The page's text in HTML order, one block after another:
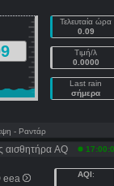
Τελευταία ώρα
0.09
Τιμή/λ
0.0000
Last rain
σήμερα
- Ραντάρ
αισθητήρα AQ
eea AQI: